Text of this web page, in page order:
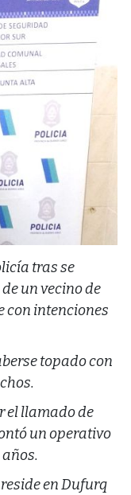
tras se
un vecino de
con intenciones
topado con
el llamado de
un operativo
en Dufurq